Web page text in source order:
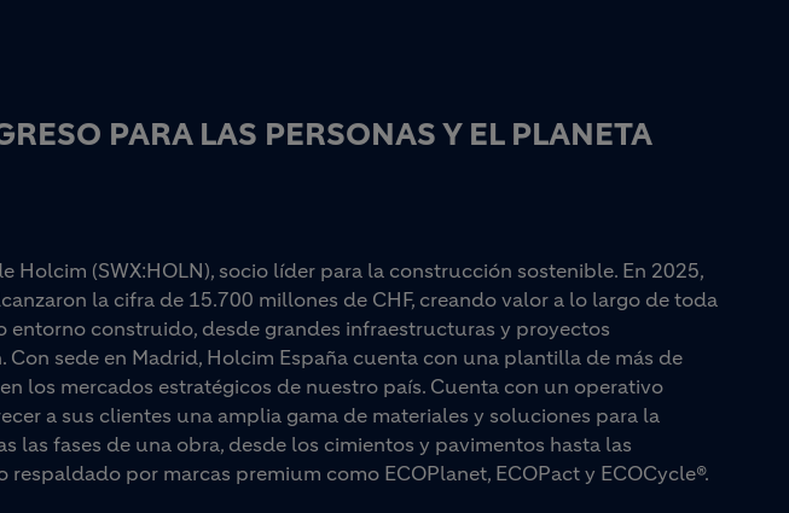
PARA LAS PERSONAS Y EL PLANETA
Holcim (SWX:HOLN), socio líder para la construcción sostenible. En 2025,
la cifra de 15.700 millones de CHF, creando valor a lo largo de toda
entorno construido, desde grandes infraestructuras y proyectos
sede en Madrid, Holcim España cuenta con una plantilla de más de
los mercados estratégicos de nuestro país. Cuenta con un operativo
a sus clientes una amplia gama de materiales y soluciones para la
las fases de una obra, desde los cimientos y pavimentos hasta las
por marcas premium como ECOPlanet, ECOPact y ECOCycle®.